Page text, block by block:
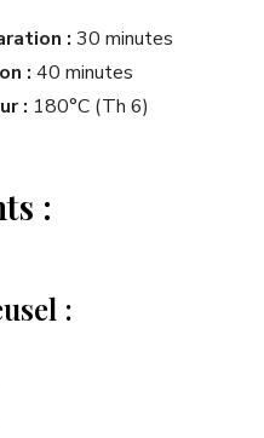
: 30 minutes
: 40 minutes
: 180°C (Th 6)
:
: